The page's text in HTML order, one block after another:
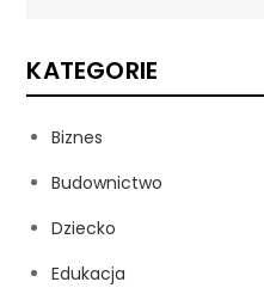
KATEGORIE
Biznes
Budownictwo
Dziecko
Edukacja